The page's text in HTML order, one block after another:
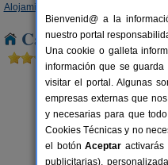
Alojamientos
Casas Rurales
Bienvenid@ a la
nuestro portal
Una cookie o galleta
información que se
visitar el portal. Algunas
empresas externas que
y necesarias para que
Cookies Técnicas y no
el botónAceptar
publicitarias),